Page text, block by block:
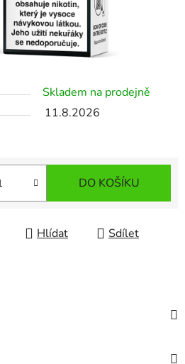
Skladem na prodejně
11.8.2026
DO KOŠÍKU
Hlídat Sdílet